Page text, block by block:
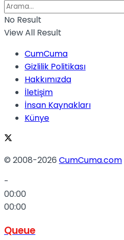
No Result
View All Result
CumCuma
Gizlilik Politikası
Hakkımızda
İletişim
İnsan Kaynakları
Künye
© 2008-2026 CumCuma.com
-
00:00
00:00
Queue